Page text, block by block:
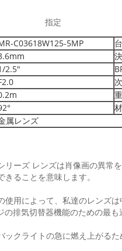
指定
C03618W125-5MP
2.5"
属レンズ
リーズ レンズは肖像画の異常
ることを意味します。
使用によって、私達のレンズ
の排気切替器機能のための最も
ックライトの急に燃え上がる